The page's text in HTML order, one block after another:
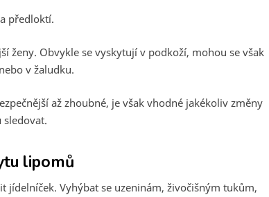
předloktí.
ženy. Obvykle se vyskytují v podkoží, mohou se však
v žaludku.
až zhoubné, je však vhodné jakékoliv změny
lipomů
jídelníček. Vyhýbat se uzeninám, živočišným tukům,